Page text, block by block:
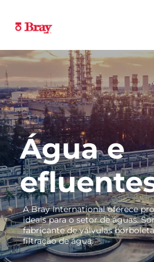
Água e
A Bray International oferece
ideais para o setor de águas.
fabricante de válvulas
filtração de água.